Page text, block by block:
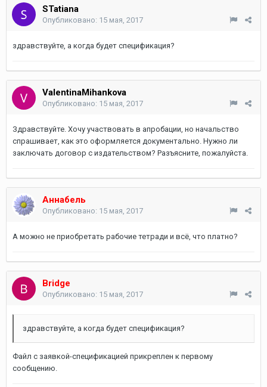
STatiana
Опубликовано: 15 мая, 2017
здравствуйте, а когда будет спецификация?
ValentinaMihankova
Опубликовано: 15 мая, 2017
Здравствуйте. Хочу участвовать в апробации, но начальство
спрашивает, как это оформляется документально. Нужно ли
заключать договор с издательством? Разъясните, пожалуйста.
Аннабель
Опубликовано: 15 мая, 2017
А можно не приобретать рабочие тетради и всё, что платно?
Bridge
Опубликовано: 15 мая, 2017
здравствуйте, а когда будет спецификация?
Файл с заявкой-спецификацией прикреплен к первому
сообщению.